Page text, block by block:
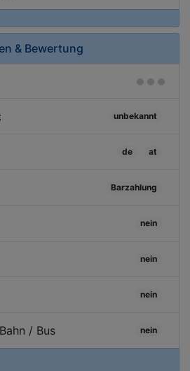
& Bewertung
unbekannt
de at
Barzahlung
nein
nein
nein
/ Bus nein